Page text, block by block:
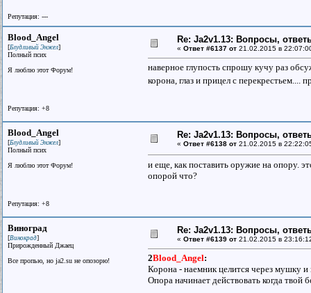
Репутация: ---
Blood_Angel
[Блудливый Энжел]
Полный псих
Я люблю этот Форум!
Репутация: +8
Re: Ja2v1.13: Вопросы,
« Ответ #6137 от 21.02.2015 в
наверное глупость спрошу кучу раз
корона, глаз и прицел с перекрестьем....
Blood_Angel
[Блудливый Энжел]
Полный псих
Я люблю этот Форум!
Репутация: +8
Re: Ja2v1.13: Вопросы,
« Ответ #6138 от 21.02.2015 в
и еще, как поставить оружие на опору.
опорой что?
Виноград
[Винокрад]
Прирожденный Джаец
Все пpопью, но ja2.su не опозоpю!
Re: Ja2v1.13: Вопросы,
« Ответ #6139 от 21.02.2015 в
2Blood_Angel:
Корона - наемник целится через мушку и
Опора начинает действовать когда твой